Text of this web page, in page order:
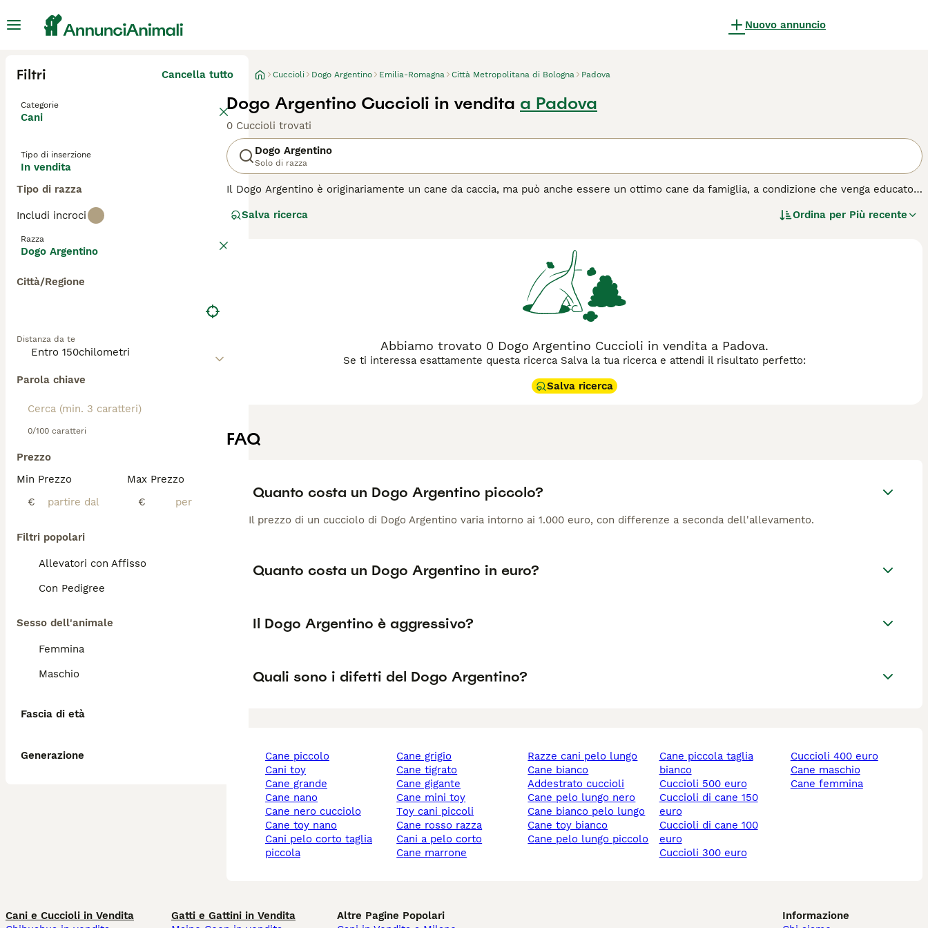
Nuovo annuncio
Filtri Cancella tutto
Categorie
Cani
Tipo di inserzione
In vendita
Tipo di razza
Includi incroci
Razza
Dogo Argentino
Città/Regione
Distanza da te
Parola chiave
0/100 caratteri
Prezzo
Min Prezzo
€
Max Prezzo
€
Filtri popolari
Allevatori con Affisso
Con Pedigree
Sesso dell'animale
Femmina
Maschio
Fascia di età
Generazione
Cuccioli Dogo Argentino Emilia-Romagna Città Metropolitana di Bologna Padova
Dogo Argentino Cuccioli in vendita a Padova
0 Cuccioli trovati
Dogo Argentino
Solo di razza
Il Dogo Argentino è originariamente un cane da caccia, ma può anche essere un ottimo cane da famiglia, a condizione che venga educato
fedele alla sua famiglia, amichevole con i bambini, ma allo stesso tempo un eccellente cane da guardia. In Argentina viene ancora
pagina di consigli sull'
Salva ricerca Ordina per Più recente
Abbiamo trovato 0 Dogo Argentino Cuccioli in vendita a Padova.
Se ti interessa esattamente questa ricerca Salva la tua ricerca e attendi il risultato perfetto:
Salva ricerca
FAQ
Quanto costa un Dogo Argentino piccolo?
Il prezzo di un cucciolo di Dogo Argentino varia intorno ai 1.000 euro, con differenze a seconda dell'allevamento.
Quanto costa un Dogo Argentino in euro?
Il Dogo Argentino è aggressivo?
Quali sono i difetti del Dogo Argentino?
cane piccolo
cani toy
cane grande
cane nano
cane nero cucciolo
cane toy nano
cani pelo corto taglia
piccola
cane grigio
cane tigrato
cane gigante
cane mini toy
toy cani piccoli
cane rosso razza
cani a pelo corto
cane marrone
razze cani pelo lungo
cane bianco
addestrato cuccioli
cane pelo lungo nero
cane bianco pelo lungo
cane toy bianco
cane pelo lungo piccolo
cane piccola taglia
bianco
cuccioli 500 euro
cuccioli di cane 150
euro
cuccioli di cane 100
euro
cuccioli 300 euro
cuccioli 400 euro
cane maschio
cane femmina
Cani e Cuccioli in Vendita
Gatti e Gattini in Vendita
Altre Pagine Popolari
Informazione